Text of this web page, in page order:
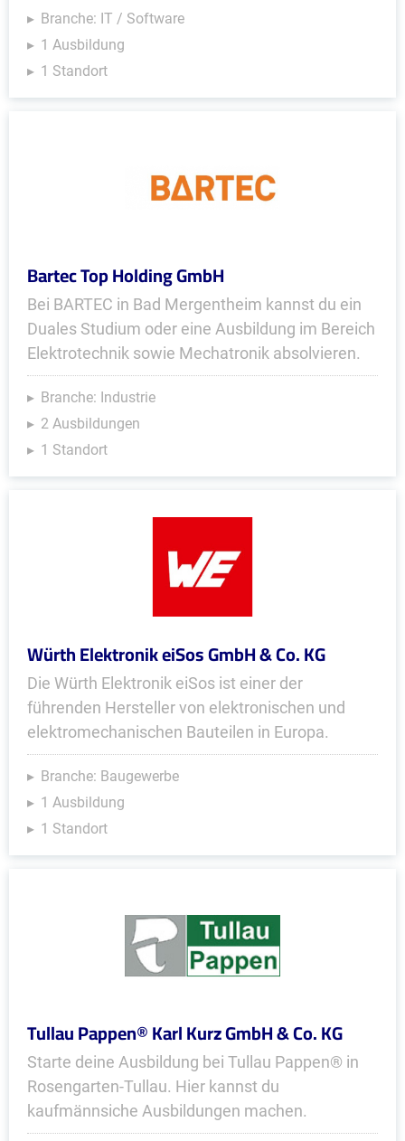
Branche: IT / Software
1 Ausbildung
1 Standort
Bartec Top Holding GmbH
Bei BARTEC in Bad Mergentheim kannst du ein
Duales Studium oder eine Ausbildung im Bereich
Elektrotechnik sowie Mechatronik absolvieren.
Branche: Industrie
2 Ausbildungen
1 Standort
Würth Elektronik eiSos GmbH & Co. KG
Die Würth Elektronik eiSos ist einer der
führenden Hersteller von elektronischen und
elektromechanischen Bauteilen in Europa.
Branche: Baugewerbe
1 Ausbildung
1 Standort
Tullau Pappen® Karl Kurz GmbH & Co. KG
Starte deine Ausbildung bei Tullau Pappen® in
Rosengarten-Tullau. Hier kannst du
kaufmännsiche Ausbildungen machen.